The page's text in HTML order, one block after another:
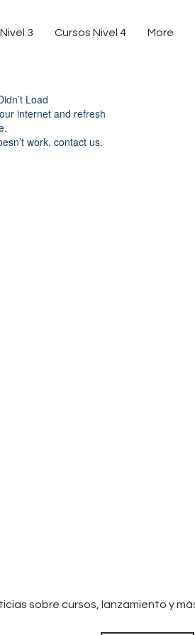
3 Cursos Nivel 4 More
Load
internet and refresh
work, contact us.
sobre cursos, lanzamiento y